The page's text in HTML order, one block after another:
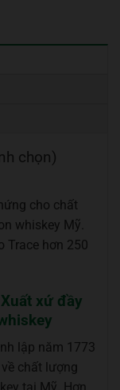
chọn)
cho chất
whiskey Mỹ.
Trace hơn 250
xứ đầy
lập năm 1773
chất lượng